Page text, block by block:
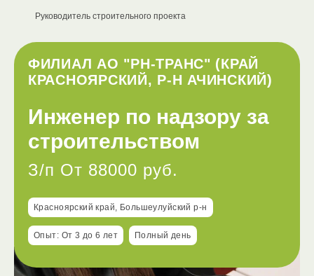
ФИЛИАЛ АО "РН-ТРАНС" (КРАЙ
КРАСНОЯРСКИЙ, Р-Н АЧИНСКИЙ)
Руководитель строительного проекта
Инженер по надзору за
строительством
З/п От 88000 руб.
Красноярский край, Большеулуйский р-н
Опыт: От 3 до 6 лет Полный день